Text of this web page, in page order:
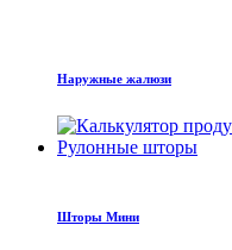
Наружные жалюзи
Рулонные шторы
Шторы Мини